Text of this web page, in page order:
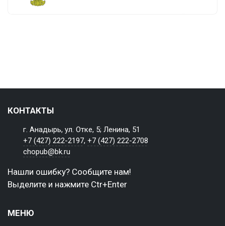
КОНТАКТЫ
г. Анадырь, ул. Отке, 5; Ленина, 51
+7 (427) 222-2197,+7 (427) 222-2708
chopub@bk.ru
Нашли ошибку? Сообщите нам!
Выделите и нажмите Ctr+Enter
МЕНЮ